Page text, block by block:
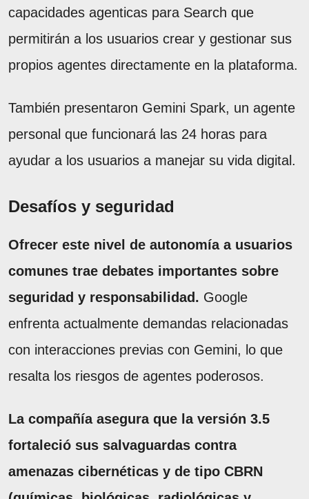
capacidades agenticas para Search que
permitirán a los usuarios crear y gestionar sus
propios agentes directamente en la plataforma.
También presentaron Gemini Spark, un agente
personal que funcionará las 24 horas para
ayudar a los usuarios a manejar su vida digital.
Desafíos y seguridad
Ofrecer este nivel de autonomía a usuarios
comunes trae debates importantes sobre
seguridad y responsabilidad. Google
enfrenta actualmente demandas relacionadas
con interacciones previas con Gemini, lo que
resalta los riesgos de agentes poderosos.
La compañía asegura que la versión 3.5
fortaleció sus salvaguardas contra
amenazas cibernéticas y de tipo CBRN